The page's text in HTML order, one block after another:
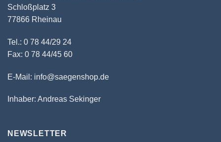
Schloßplatz 3
77866 Rheinau
Tel.: 0 78 44/29 24
Fax: 0 78 44/45 60
E-Mail: info@saegenshop.de
Inhaber: Andreas Sekinger
NEWSLETTER